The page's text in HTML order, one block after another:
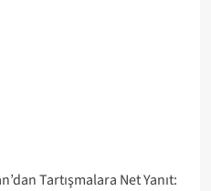
Tartışmalara Net Yanıt: